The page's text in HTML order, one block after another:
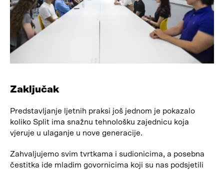
Zaključak
Predstavljanje ljetnih praksi još jednom je pokazalo
koliko Split ima snažnu tehnološku zajednicu koja
vjeruje u ulaganje u nove generacije.
Zahvaljujemo svim tvrtkama i sudionicima, a posebna
čestitka ide mladim govornicima koji su nas podsjetili